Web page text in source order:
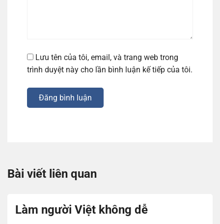
Lưu tên của tôi, email, và trang web trong
trình duyệt này cho lần bình luận kế tiếp của tôi.
Đăng bình luận
Bài viết liên quan
Làm người Việt không dễ